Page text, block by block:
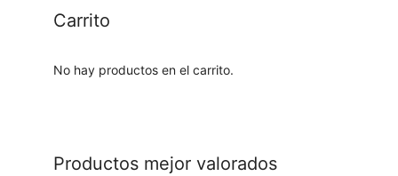
Carrito
No hay productos en el carrito.
Productos mejor valorados